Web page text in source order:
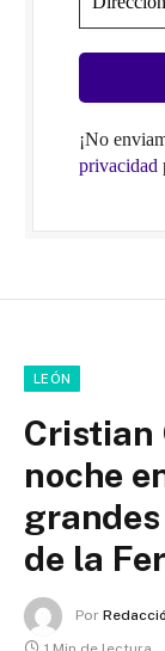
¡No
privacidad
LEÓN
Cristian
noche
de la
Por